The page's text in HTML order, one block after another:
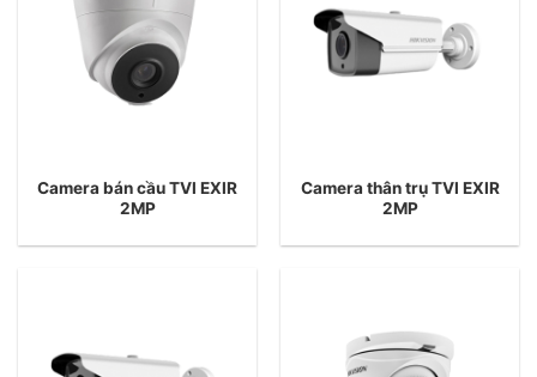
Camera bán cầu TVI EXIR
2MP
Camera thân trụ TVI EXIR
2MP